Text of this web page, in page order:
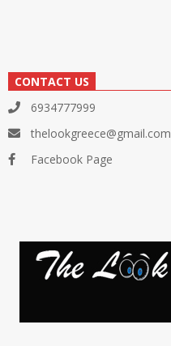
CONTACT US
6934777999
thelookgreece@gmail.com
Facebook Page